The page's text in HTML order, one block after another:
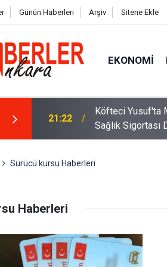
Günün Haberleri Arşiv Sitene Ekle
EKONOMI
21:22
Köfteci Yusuf'ta
Sağlık Sigortası
Sürücü kursu Haberleri
Haberleri